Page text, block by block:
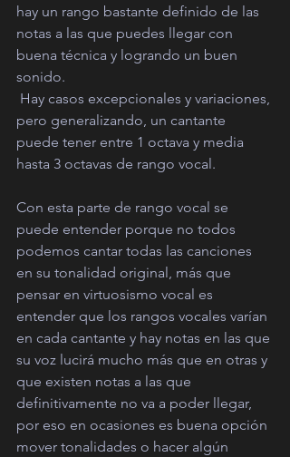
hay un rango bastante definido de las
notas a las que puedes llegar con
buena técnica y logrando un buen
sonido.
pero generalizando, un cantante
puede tener entre 1 octava y media
hasta 3 octavas de rango vocal.
Con esta parte de rango vocal se
puede entender porque no todos
podemos cantar todas las canciones
en su tonalidad original, más que
pensar en virtuosismo vocal es
entender que los rangos vocales varían
en cada cantante y hay notas en las que
su voz lucirá mucho más que en otras y
que existen notas a las que
definitivamente no va a poder llegar,
por eso en ocasiones es buena opción
mover tonalidades o hacer algún